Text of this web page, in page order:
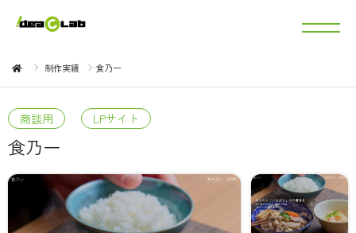
制作実績 食乃一
商談用 LPサイト
食乃一